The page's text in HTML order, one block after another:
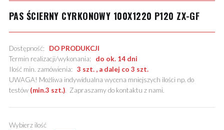
PAS ŚCIERNY CYRKONOWY 100X1220 P120 ZX-GF
Dostępność: DO PRODUKCJI
Termin realizacji/wykonania: do ok. 14 dni
Ilość min. zamówienia: 3 szt. , a dalej co 3 szt.
UWAGA! Możliwa indywidualna wycena mniejszych ilości np. do
testów (min.3 szt.). Zapraszamy do kontaktu z nami.
Wybierz ilość